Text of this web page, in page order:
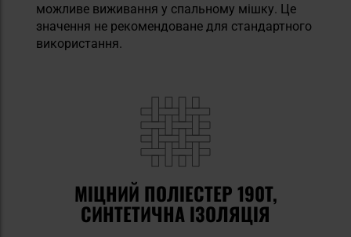
можливе виживання у спальному мішку. Це
значення не рекомендоване для стандартного
використання.
МІЦНИЙ ПОЛІЕСТЕР 190T,
СИНТЕТИЧНА ІЗОЛЯЦІЯ